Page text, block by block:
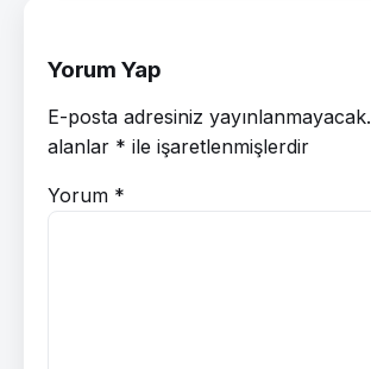
Yorum Yap
E-posta adresiniz yayınlanmayacak.
alanlar * ile işaretlenmişlerdir
Yorum *